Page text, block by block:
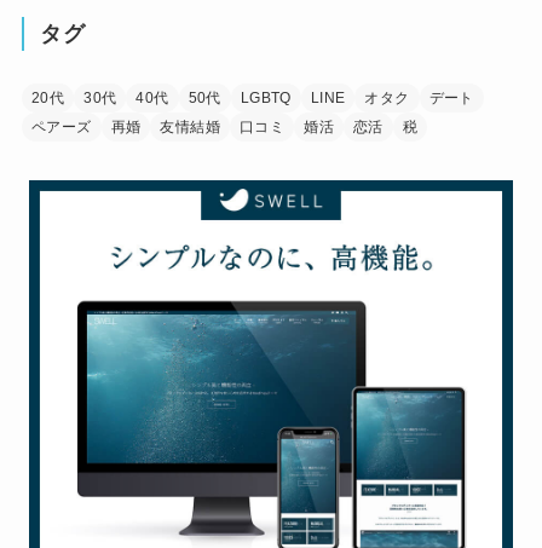
タグ
20代 30代 40代 50代 LGBTQ LINE オタク
デート
ペアーズ
再婚 友情結婚 口コミ 婚活 恋活 税